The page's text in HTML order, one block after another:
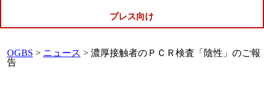
プレス向け
OGBS > ニュース > 濃厚接触者のＰＣＲ検査「陰性」のご報
告